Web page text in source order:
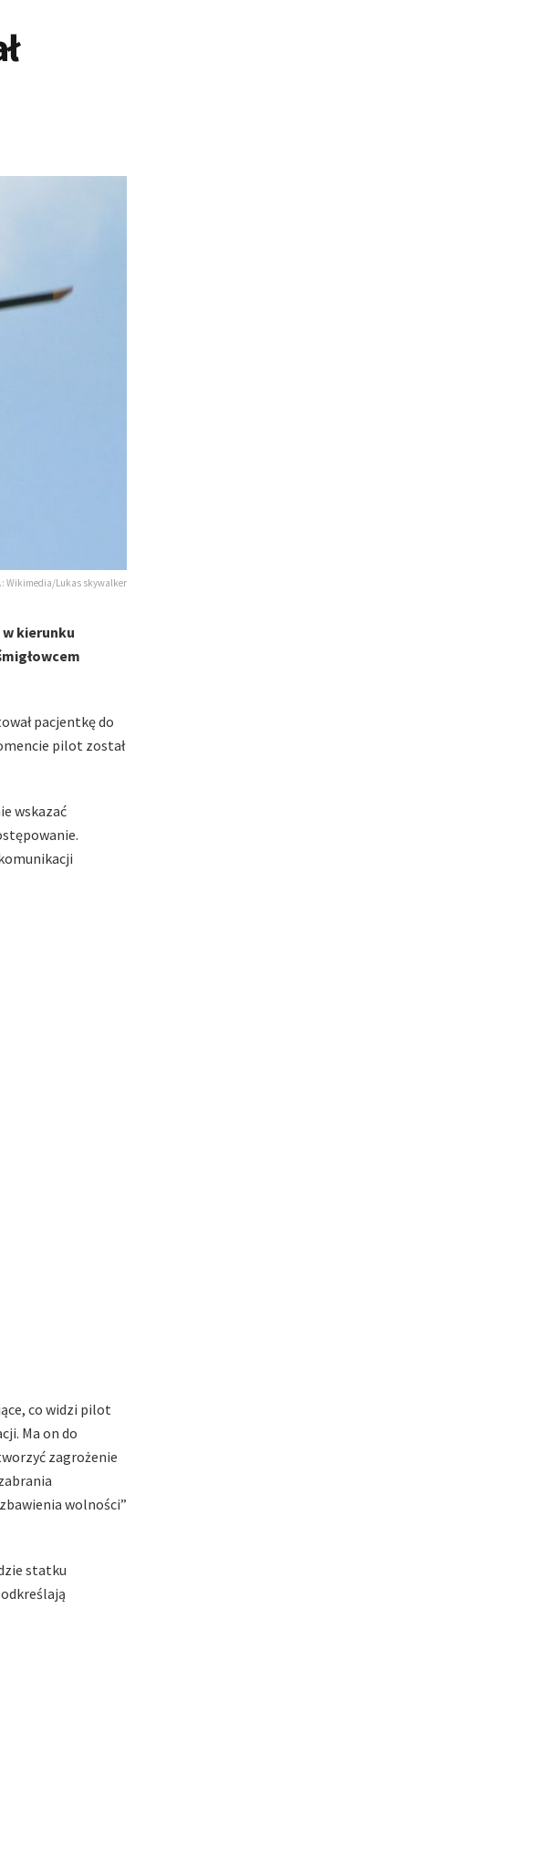
Wikimedia/Lukas skywalker
kierunku
pacjentkę do
pilot został
wskazać
co widzi pilot
Ma on do
zagrożenie
wolności”
statku